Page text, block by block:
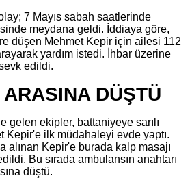
7 Mayıs sabah saatlerinde
meydana geldi. İddiaya göre,
düşen Mehmet Kepir için ailesi 112
yardım istedi. İhbar üzerine
edildi.
DÜŞTÜ
gelen ekipler, battaniyeye sarılı
Kepir'e ilk müdahaleyi evde yaptı.
alınan Kepir'e burada kalp masajı
Bu sırada ambulansın anahtarı
düştü.